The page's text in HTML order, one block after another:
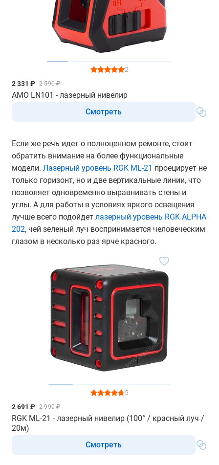
2
2 331 ₽ 2 590 ₽
AMO LN101 - лазерный нивелир
Смотреть
Если же речь идет о полноценном ремонте, стоит
обратить внимание на более функциональные
модели. Лазерный уровень RGK ML-21 проецирует не
только горизонт, но и две вертикальные линии, что
позволяет одновременно выравнивать стены и
углы. А для работы в условиях яркого освещения
лучше всего подойдет лазерный уровень RGK ALPHA
202, чей зеленый луч воспринимается человеческим
глазом в несколько раз ярче красного.
5
2 691 ₽ 2 990 ₽
RGK ML-21 - лазерный нивелир (100° / красный луч /
20м)
Смотреть